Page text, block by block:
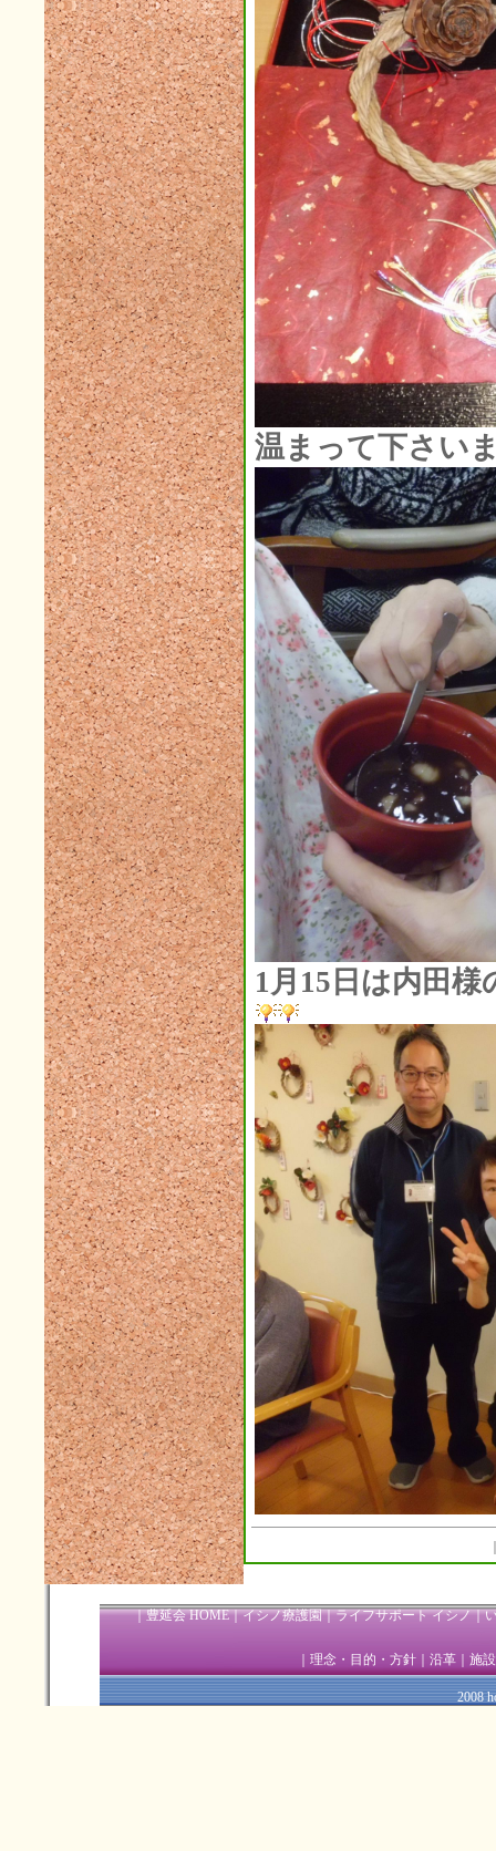
2016年07月(9)
2016年06月(6)
2016年05月(3)
2016年04月(3)
2016年03月(2)
2016年02月(7)
2016年01月(5)
2015年12月(3)
2015年11月(2)
2015年10月(4)
2015年09月(8)
2015年08月(5)
2015年07月(8)
2015年06月(4)
2015年05月(5)
2015年04月(3)
2015年03月(3)
2015年02月(4)
2015年01月(4)
2014年12月(5)
2014年11月(1)
2014年10月(3)
2014年09月(3)
2014年08月(7)
2014年07月(5)
2014年06月(5)
2014年05月(3)
2014年04月(2)
2014年03月(1)
2014年02月(1)
2014年01月(1)
2013年12月(3)
2013年11月(4)
2013年10月(5)
2013年09月(3)
2013年08月(4)
2013年07月(4)
2013年06月(4)
2013年05月(5)
2013年04月(4)
2013年03月(1)
2013年02月(1)
2013年01月(1)
2012年11月(6)
温まって下さい
1月15日は内田
｜豊延会 HOME｜イシノ療護園｜ライフサポート イシノ｜
理念・目的・方針 沿革 施
2008